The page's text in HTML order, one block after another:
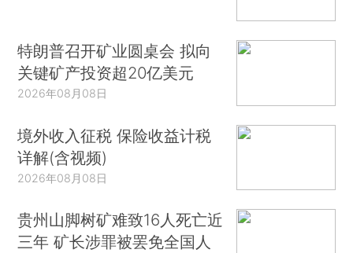
特朗普召开矿业圆桌会 拟向
关键矿产投资超20亿美元
2026年08月08日
境外收入征税 保险收益计税
详解(含视频)
2026年08月08日
贵州山脚树矿难致16人死亡近
三年 矿长涉罪被罢免全国人